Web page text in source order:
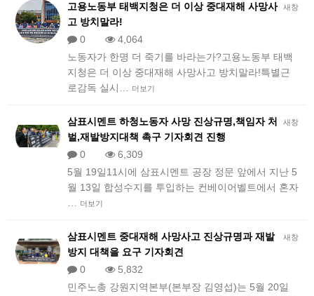
새창
고용노동부 태백지청은 더 이상 중대재해 사망사
고 방치말라!
0
4,064
노동자가 한명 더 죽기를 바라는가?고용노동부 태백
지청은 더 이상 중대재해 사망사고 방치말라!특별근
로감독 실시…
더보기
새창
삼표시멘트 하청노동자 사망 진상규명,책임자 처
벌,재발방지대책 촉구 기자회견 진행
0
6,309
5월 19일11시에 삼표시멘트 공장 정문 앞에서 지난 5
월 13일 합성수지를 투입하는 컨베이어벨트에서 혼자
더보기
새창
삼표시멘트 중대재해 사망사고 진상규명과 재발
방지 대책을 요구 기자회견
0
5,832
민주노총 강원지역본부(본부장 김영섭)는 5월 20일